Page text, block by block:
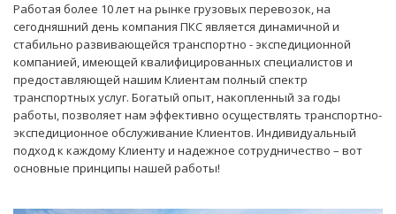
Работая более 10 лет на рынке грузовых перевозок, на
сегодняшний день компания ПКС является динамичной и
стабильно развивающейся транспортно - экспедиционной
компанией, имеющей квалифицированных специалистов и
предоставляющей нашим Клиентам полный спектр
транспортных услуг. Богатый опыт, накопленный за годы
работы, позволяет нам эффективно осуществлять транспортно-
экспедиционное обслуживание Клиентов. Индивидуальный
подход к каждому Клиенту и надежное сотрудничество – вот
основные принципы нашей работы!